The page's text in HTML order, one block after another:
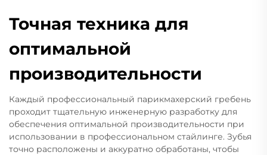
Точная техника для
оптимальной
производительности
Каждый профессиональный парикмахерский гребень
проходит тщательную инженерную разработку для
обеспечения оптимальной производительности при
использовании в профессиональном стайлинге. Зубья
точно расположены и аккуратно обработаны, чтобы